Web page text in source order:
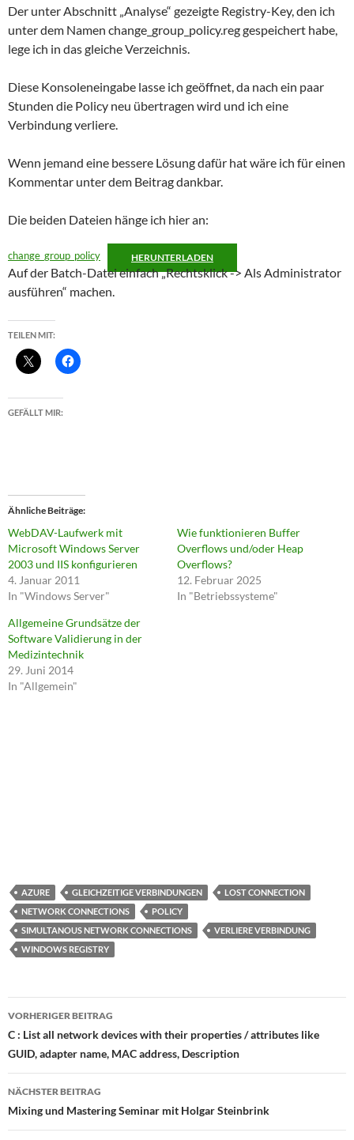
Der unter Abschnitt „Analyse“ gezeigte Registry-Key, den ich
unter dem Namen change_group_policy.reg gespeichert habe,
lege ich in das gleiche Verzeichnis.
Diese Konsoleneingabe lasse ich geöffnet, da nach ein paar
Stunden die Policy neu übertragen wird und ich eine
Verbindung verliere.
Wenn jemand eine bessere Lösung dafür hat wäre ich für einen
Kommentar unter dem Beitrag dankbar.
Die beiden Dateien hänge ich hier an:
change_group_policy HERUNTERLADEN
Auf der Batch-Datei einfach „Rechtsklick -> Als Administrator
ausführen“ machen.
TEILEN MIT:
GEFÄLLT MIR:
Ähnliche Beiträge
WebDAV-Laufwerk mit
Microsoft Windows Server
2003 und IIS konfigurieren
4. Januar 2011
In "Windows Server"
Wie funktionieren Buffer
Overflows und/oder Heap
Overflows?
12. Februar 2025
In "Betriebssysteme"
Allgemeine Grundsätze der
Software Validierung in der
Medizintechnik
29. Juni 2014
In "Allgemein"
AZURE GLEICHZEITIGE VERBINDUNGEN
LOST CONNECTION
NETWORK CONNECTIONS
POLICY
SIMULTANOUS NETWORK CONNECTIONS
VERLIERE VERBINDUNG
WINDOWS REGISTRY
Beitragsnavigation
VORHERIGER BEITRAG
C : List all network devices with their properties / attributes like
GUID, adapter name, MAC address, Description
NÄCHSTER BEITRAG
Mixing und Mastering Seminar mit Holgar Steinbrink